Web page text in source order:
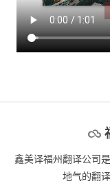
鑫美译福州翻译公司
地气的翻